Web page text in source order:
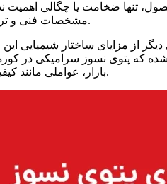
تنها ضخامت یا چگالی اهمیت
مشخصات فنی و ترکیب مواد اولیه توجه ویژه ای دارند؛ زیرا این موضوع مستقیما بر عملکرد نهایی محصول تاثیر می گذارد.
دیگر از مزایای ساختار شیمیایی
که پتوی نسوز سرامیکی در کوره
بازار، عواملی مانند کیفیت الیاف، برند تولیدکننده و قیمت پتو نسوز سرامیکیمی توانند بر تصمیم نهایی خریداران تاثیرگذار باشند.